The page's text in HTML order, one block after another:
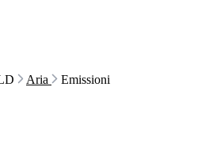
Aria Emissioni